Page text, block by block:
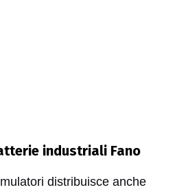
industriali Fano
distribuisce anche